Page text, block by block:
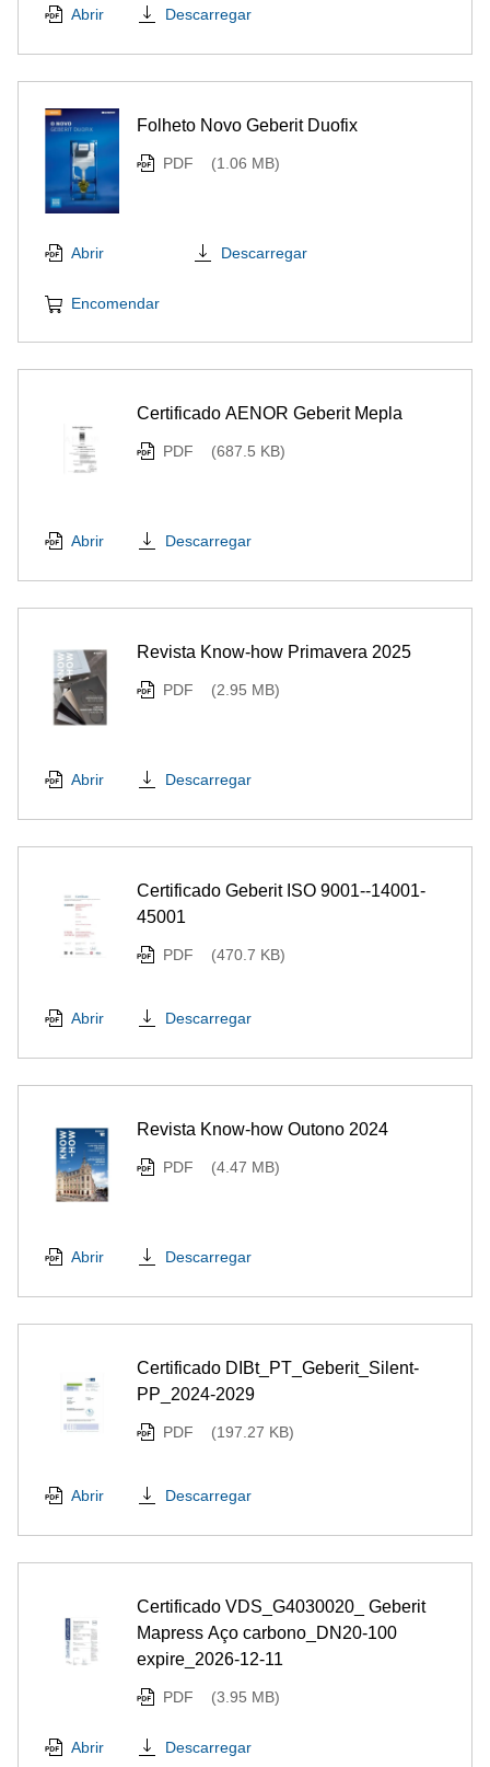
Abrir Descarregar
Folheto Novo Geberit Duofix
PDF (1.06 MB)
Abrir Descarregar
Encomendar
Certificado AENOR Geberit Mepla
PDF (687.5 KB)
Abrir Descarregar
Revista Know-how Primavera 2025
PDF (2.95 MB)
Abrir Descarregar
Certificado Geberit ISO 9001--14001-
45001
PDF (470.7 KB)
Abrir Descarregar
Revista Know-how Outono 2024
PDF (4.47 MB)
Abrir Descarregar
Certificado DIBt_PT_Geberit_Silent-
PP_2024-2029
PDF (197.27 KB)
Abrir Descarregar
Certificado VDS_G4030020_ Geberit
Mapress Aço carbono_DN20-100
expire_2026-12-11
PDF (3.95 MB)
Abrir Descarregar